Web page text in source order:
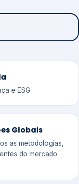
e ESG.
Globais
as metodologias,
do mercado